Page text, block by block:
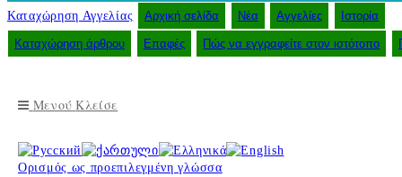
Καταχώρηση Αγγελίας Αρχική σελίδα Νέα Αγγελίες Ιστορία
Καταχώρηση άρθρου Επαφές Πώς να εγγραφείτε στον ιστότοπο
Μενού Κλείσε
Ορισμός ως προεπιλεγμένη γλώσσα